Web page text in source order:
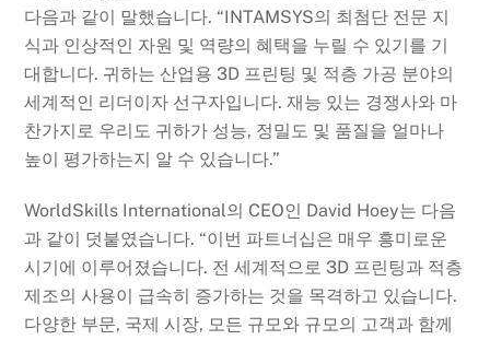
다음과 같이 말했습니다. “INTAMSYS의 최첨단 전문 지
식과 인상적인 자원 및 역량의 혜택을 누릴 수 있기를 기
대합니다. 귀하는 산업용 3D 프린팅 및 적층 가공 분야의
세계적인 리더이자 선구자입니다. 재능 있는 경쟁사와 마
찬가지로 우리도 귀하가 성능, 정밀도 및 품질을 얼마나
높이 평가하는지 알 수 있습니다.”
WorldSkills International의 CEO인 David Hoey는 다음
과 같이 덧붙였습니다. “이번 파트너십은 매우 흥미로운
시기에 이루어졌습니다. 전 세계적으로 3D 프린팅과 적층
제조의 사용이 급속히 증가하는 것을 목격하고 있습니다.
다양한 부문, 국제 시장, 모든 규모와 규모의 고객과 함께